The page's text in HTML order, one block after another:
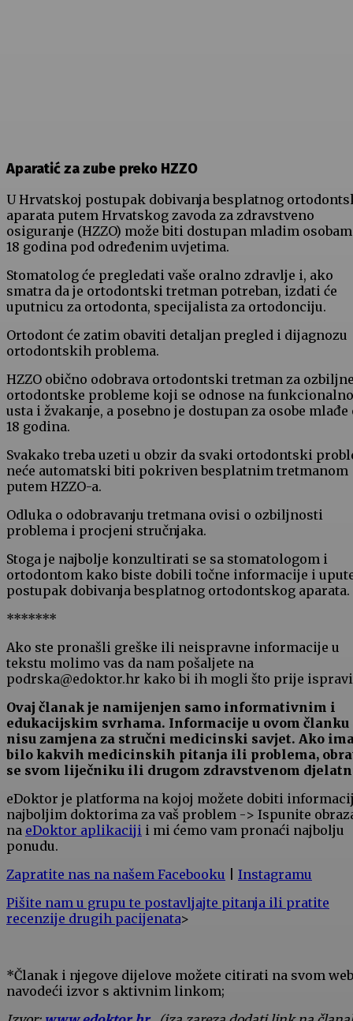
Aparatić za zube preko HZZO
U Hrvatskoj postupak dobivanja besplatnog
aparata putem Hrvatskog zavoda za zdravstveno
osiguranje (HZZO) može biti dostupan mladim
18 godina pod određenim uvjetima.
Stomatolog će pregledati vaše oralno zdravlje i, ako
smatra da je ortodontski tretman potreban, izdati će
uputnicu za ortodonta, specijalista za ortodonciju.
Ortodont će zatim obaviti detaljan pregled i dijagnozu
ortodontskih problema.
HZZO obično odobrava ortodontski tretman za
ortodontske probleme koji se odnose na
usta i žvakanje, a posebno je dostupan za osobe mlađe
18 godina.
Svakako treba uzeti u obzir da svaki ortodontski
neće automatski biti pokriven besplatnim tretmanom
putem HZZO-a.
Odluka o odobravanju tretmana ovisi o ozbiljnosti
problema i procjeni stručnjaka.
Stoga je najbolje konzultirati se sa stomatologom i
ortodontom kako biste dobili točne informacije i
postupak dobivanja besplatnog ortodontskog aparata.
*******
Ako ste pronašli greške ili neispravne informacije u
tekstu molimo vas da nam pošaljete na
podrska@edoktor.hr kako bi ih mogli što prije
Ovaj članak je namijenjen samo informativnim i
edukacijskim svrhama. Informacije u ovom članku
nisu zamjena za stručni medicinski savjet. Ako
bilo kakvih medicinskih pitanja ili problema,
se svom liječniku ili drugom zdravstvenom
eDoktor je platforma na kojoj možete dobiti
najboljim doktorima za vaš problem -> Ispunite
na eDoktor aplikaciji i mi ćemo vam pronaći najbolju
ponudu.
Zapratite nas na našem Facebooku
Instagramu
Pišite nam u grupu te postavljajte pitanja ili pratite
recenzije drugih pacijenata>
*Članak i njegove dijelove možete citirati na svom
navodeći izvor s aktivnim linkom;